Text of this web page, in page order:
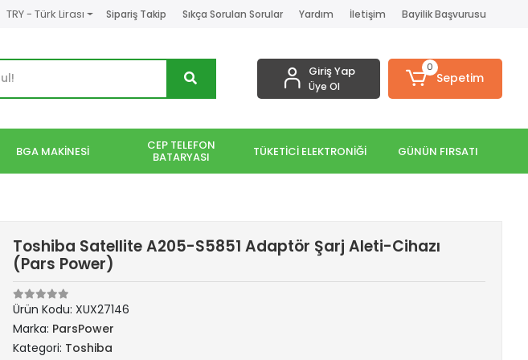
TRY - Türk Lirası Sipariş Takip Sıkça Sorulan Sorular Yardım İletişim Bayilik Başvurusu
Giriş Yap
Üye Ol
0
Sepetim
BGA MAKİNESİ CEP TELEFON
BATARYASI TÜKETİCİ ELEKTRONİĞİ GÜNÜN FIRSATI
Toshiba Satellite A205-S5851 Adaptör Şarj Aleti-Cihazı
(Pars Power)
Ürün Kodu: XUX27146
Marka: ParsPower
Kategori: Toshiba